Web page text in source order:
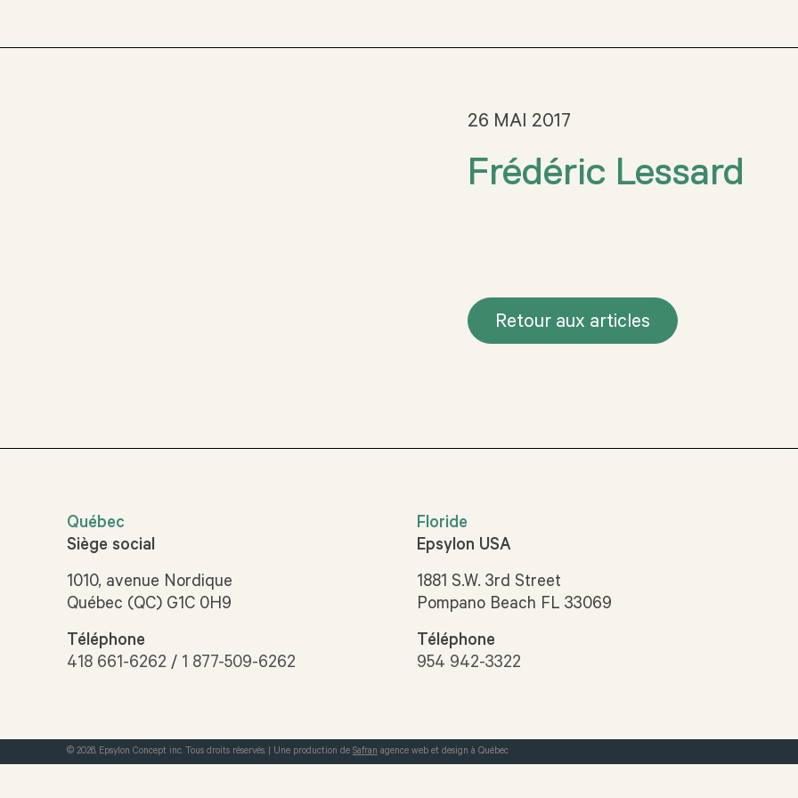
26 MAI 2017
Frédéric Lessard
Retour aux articles
Québec
Siège social
1010, avenue Nordique
Québec (QC) G1C 0H9
Téléphone
418 661-6262 / 1 877-509-6262
Floride
Epsylon USA
1881 S.W. 3rd Street
Pompano Beach FL 33069
Téléphone
954 942-3322
© 2026, Epsylon Concept inc. Tous droits réservés. Une production de Safran agence web et design à Québec